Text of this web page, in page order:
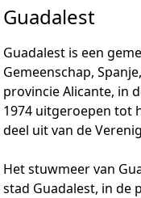
Guadalest
Guadalest is een
Gemeenschap,
provincie Alicante, in
1974 uitgeroepen tot
deel uit van de
Het stuwmeer van
stad Guadalest, in de